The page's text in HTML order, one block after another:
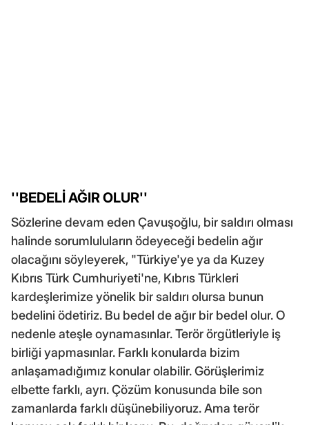
''BEDELİ AĞIR OLUR''
Sözlerine devam eden Çavuşoğlu, bir saldırı olması
halinde sorumluluların ödeyeceği bedelin ağır
olacağını söyleyerek, "Türkiye'ye ya da Kuzey
Kıbrıs Türk Cumhuriyeti'ne, Kıbrıs Türkleri
kardeşlerimize yönelik bir saldırı olursa bunun
bedelini ödetiriz. Bu bedel de ağır bir bedel olur. O
nedenle ateşle oynamasınlar. Terör örgütleriyle iş
birliği yapmasınlar. Farklı konularda bizim
anlaşamadığımız konular olabilir. Görüşlerimiz
elbette farklı, ayrı. Çözüm konusunda bile son
zamanlarda farklı düşünebiliyoruz. Ama terör